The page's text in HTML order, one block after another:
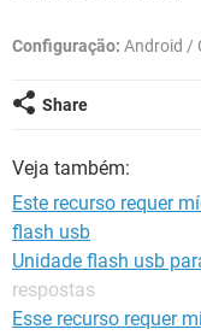
Configuração: Android /
Share
Veja também:
Este recurso requer
flash usb
Unidade flash usb
respostas
Esse recurso requer